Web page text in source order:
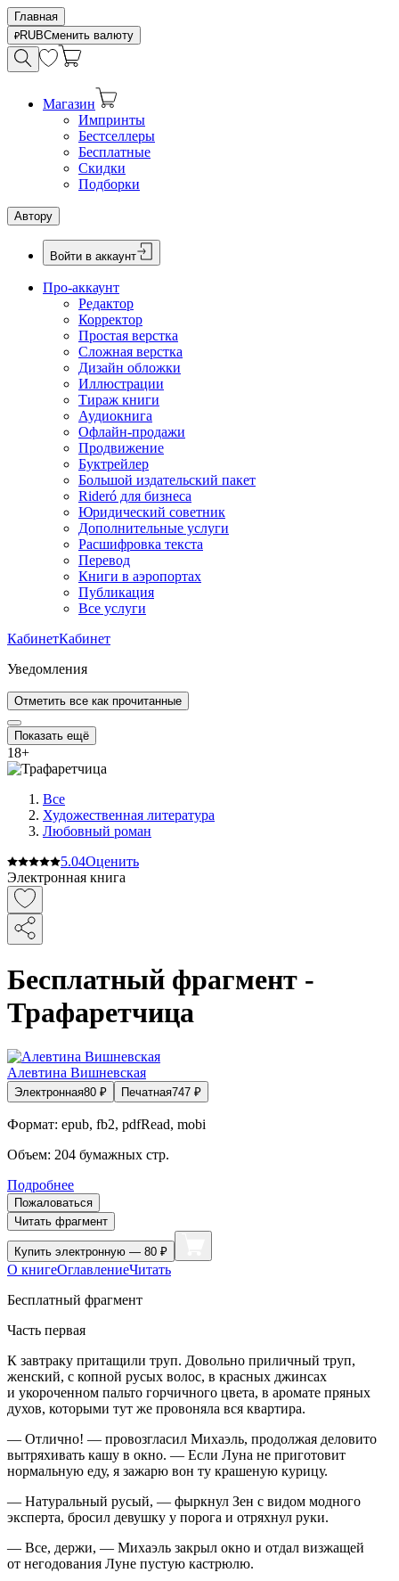
Главная
RUBСменить валюту
Магазин
Импринты
Бестселлеры
Бесплатные
Скидки
Подборки
Автору
Войти в аккаунт
Про-аккаунт
Редактор
Корректор
Простая верстка
Сложная верстка
Дизайн обложки
Иллюстрации
Тираж книги
Аудиокнига
Офлайн-продажи
Продвижение
Буктрейлер
Большой издательский пакет
Rideró для бизнеса
Юридический советник
Дополнительные услуги
Расшифровка текста
Перевод
Книги в аэропортах
Публикация
Все услуги
КабинетКабинет
Уведомления
Отметить все как прочитанные
Показать ещё
18+
Все
Художественная литература
Любовный роман
5.04Оценить
Электронная книга
Бесплатный фрагмент -
Трафаретчица
Алевтина Вишневская
Электронная80 ₽ Печатная747 ₽
Формат: epub, fb2, pdfRead, mobi
Объем: 204 бумажных стр.
Подробнее
Пожаловаться
Читать фрагмент
Купить электронную — 80 ₽
О книгеОглавлениеЧитать
Бесплатный фрагмент
­Часть первая
К завтраку притащили труп. Довольно приличный труп,
женский, с копной русых волос, в красных джинсах
и укороченном пальто горчичного цвета, в аромате пряных
духов, которыми тут же провоняла вся квартира.
— Отлично! — провозгласил Михаэль, продолжая деловито
вытряхивать кашу в окно. — Если Луна не приготовит
нормальную еду, я зажарю вон ту крашеную курицу.
— Натуральный русый, — фыркнул Зен с видом модного
эксперта, бросил девушку у порога и отряхнул руки.
— Все, держи, — Михаэль закрыл окно и отдал визжащей
от негодования Луне пустую кастрюлю.